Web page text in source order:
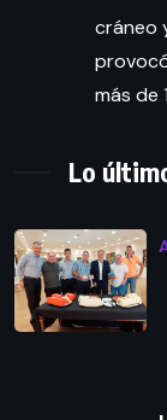
cráneo
más de
Lo